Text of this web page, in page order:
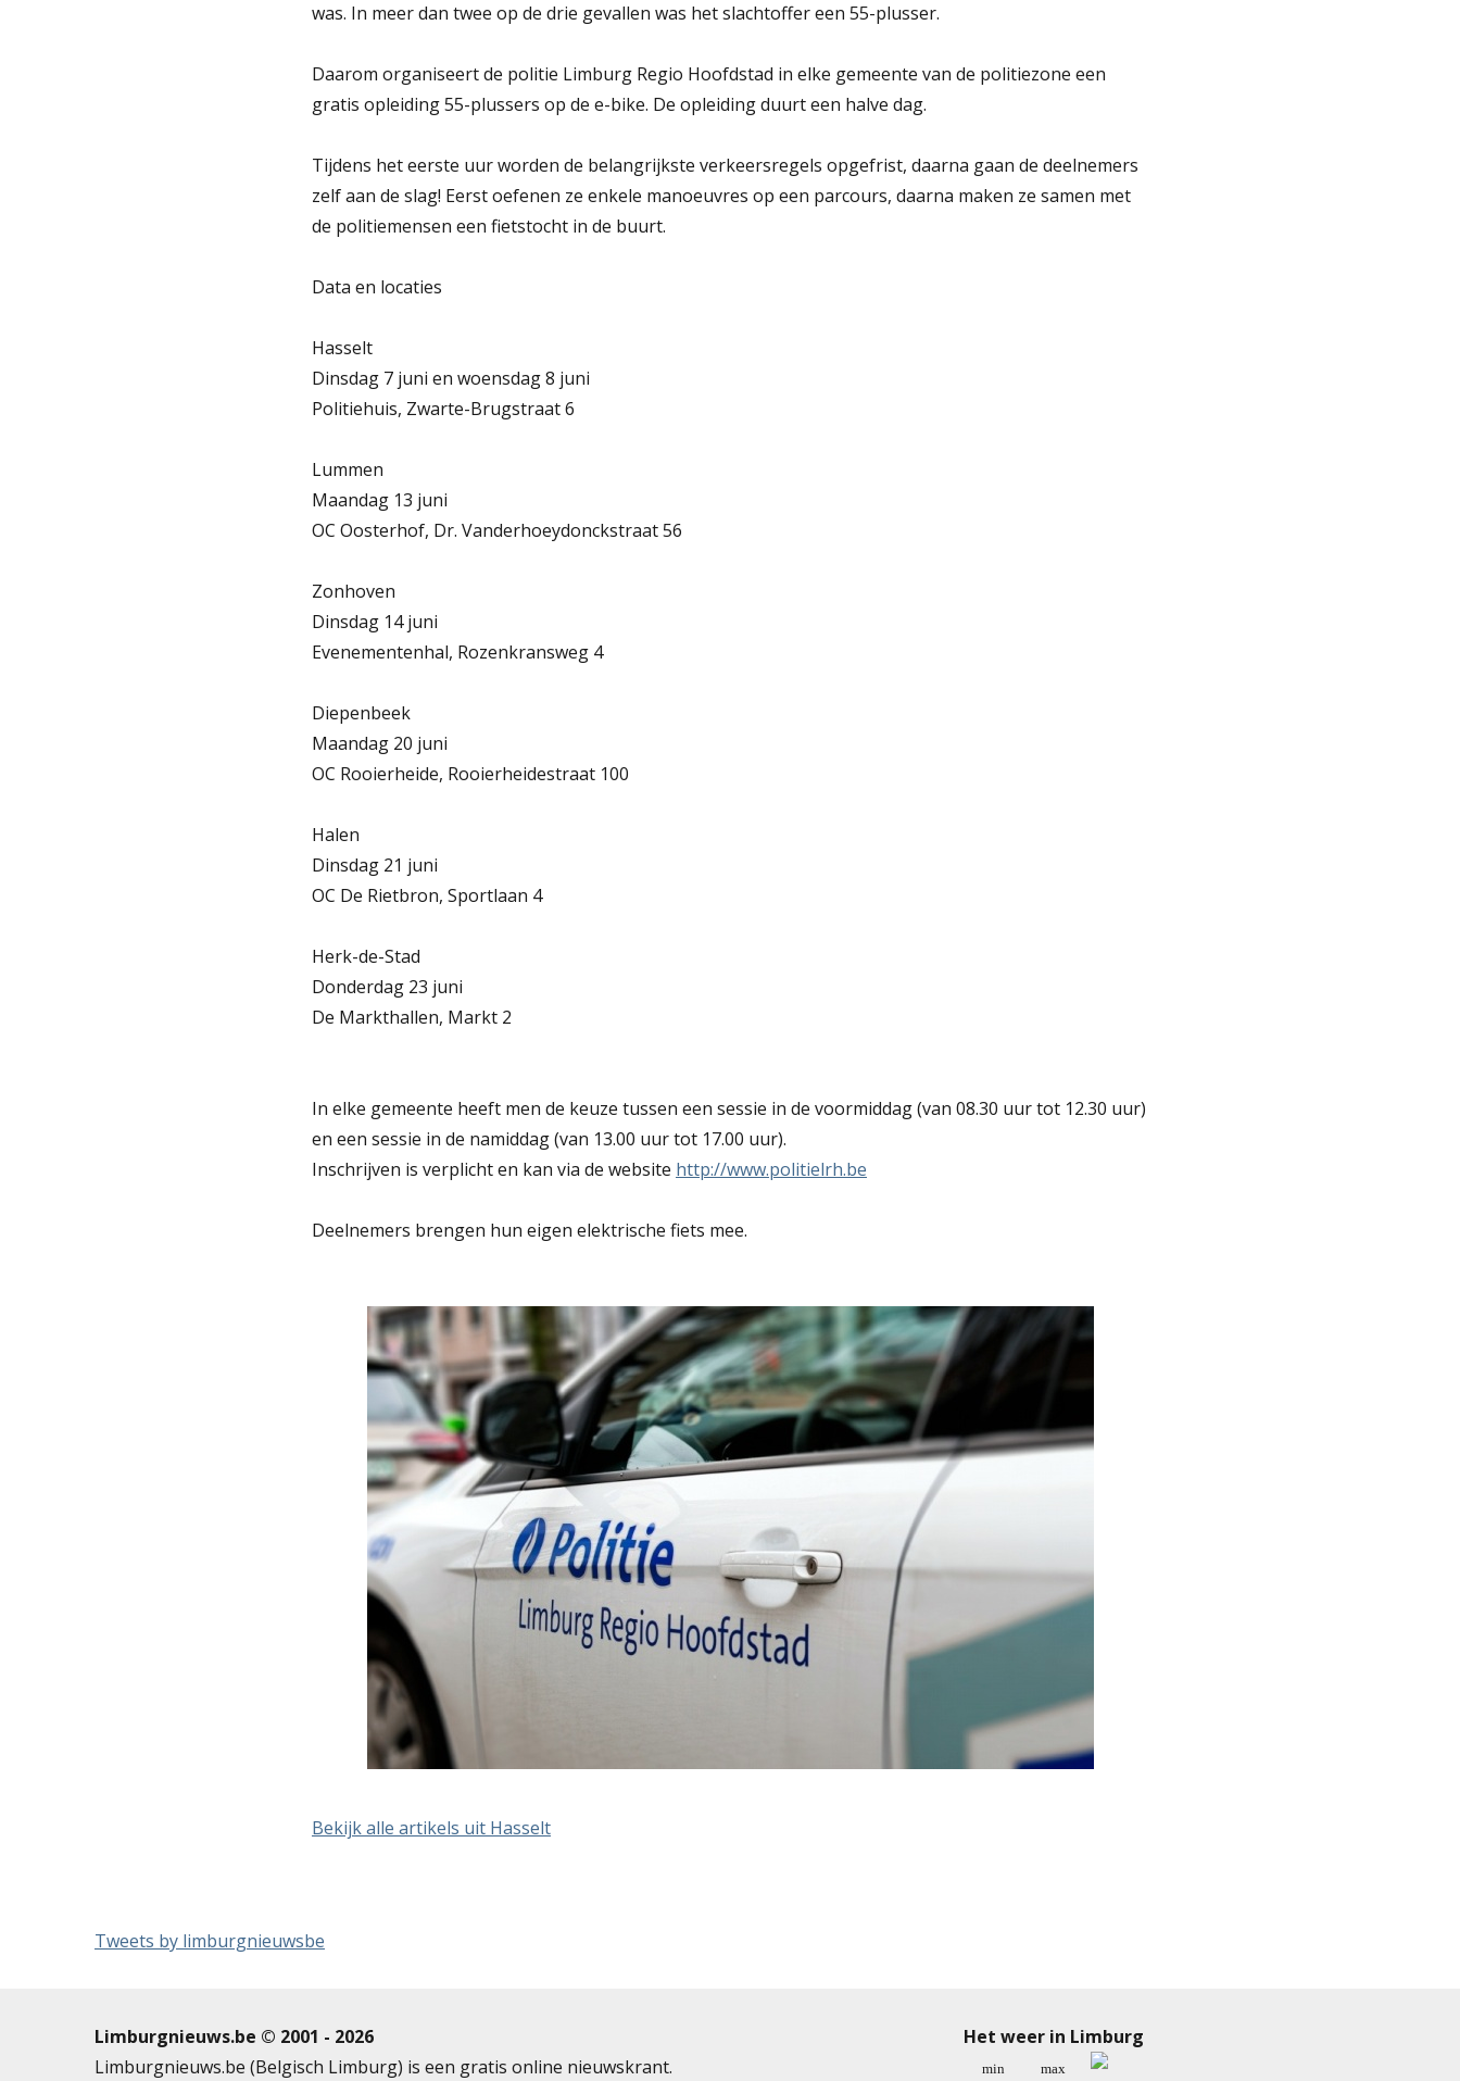
was. In meer dan twee op de drie gevallen was het slachtoffer een 55-plusser.
Daarom organiseert de politie Limburg Regio Hoofdstad in elke gemeente van de politiezone een
gratis opleiding 55-plussers op de e-bike. De opleiding duurt een halve dag.
Tijdens het eerste uur worden de belangrijkste verkeersregels opgefrist, daarna gaan de deelnemers
zelf aan de slag! Eerst oefenen ze enkele manoeuvres op een parcours, daarna maken ze samen met
de politiemensen een fietstocht in de buurt.
Data en locaties
Hasselt
Dinsdag 7 juni en woensdag 8 juni
Politiehuis, Zwarte-Brugstraat 6
Lummen
Maandag 13 juni
OC Oosterhof, Dr. Vanderhoeydonckstraat 56
Zonhoven
Dinsdag 14 juni
Evenementenhal, Rozenkransweg 4
Diepenbeek
Maandag 20 juni
OC Rooierheide, Rooierheidestraat 100
Halen
Dinsdag 21 juni
OC De Rietbron, Sportlaan 4
Herk-de-Stad
Donderdag 23 juni
De Markthallen, Markt 2
In elke gemeente heeft men de keuze tussen een sessie in de voormiddag (van 08.30 uur tot 12.30 uur)
en een sessie in de namiddag (van 13.00 uur tot 17.00 uur).
Inschrijven is verplicht en kan via de website http://www.politielrh.be
Deelnemers brengen hun eigen elektrische fiets mee.
Bekijk alle artikels uit Hasselt
Tweets by limburgnieuwsbe
Limburgnieuws.be © 2001 - 2026
Limburgnieuws.be (Belgisch Limburg) is een gratis online nieuwskrant.
Het weer in Limburg
min max